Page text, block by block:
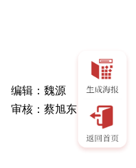
编辑：魏源
审核：蔡旭东